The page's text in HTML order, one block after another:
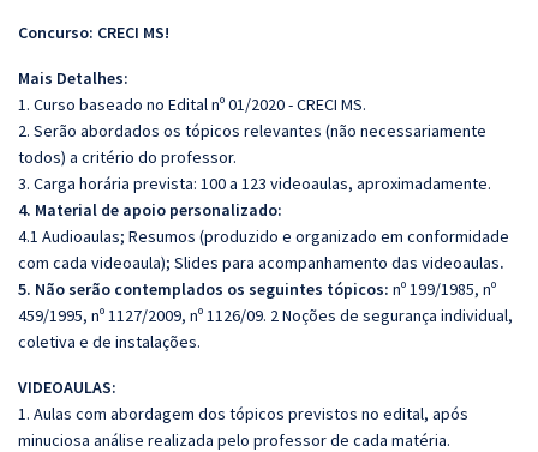
Concurso: CRECI MS!
Mais Detalhes:
1. Curso baseado no Edital nº 01/2020 - CRECI MS.
2. Serão abordados os tópicos relevantes (não necessariamente
todos) a critério do professor.
3. Carga horária prevista: 100 a 123 videoaulas, aproximadamente.
4. Material de apoio personalizado:
4.1 Audioaulas; Resumos (produzido e organizado em conformidade
com cada videoaula); Slides para acompanhamento das videoaulas.
5. Não serão contemplados os seguintes tópicos: nº 199/1985, nº
459/1995, nº 1127/2009, nº 1126/09. 2 Noções de segurança individual,
coletiva e de instalações.
VIDEOAULAS:
1. Aulas com abordagem dos tópicos previstos no edital, após
minuciosa análise realizada pelo professor de cada matéria.